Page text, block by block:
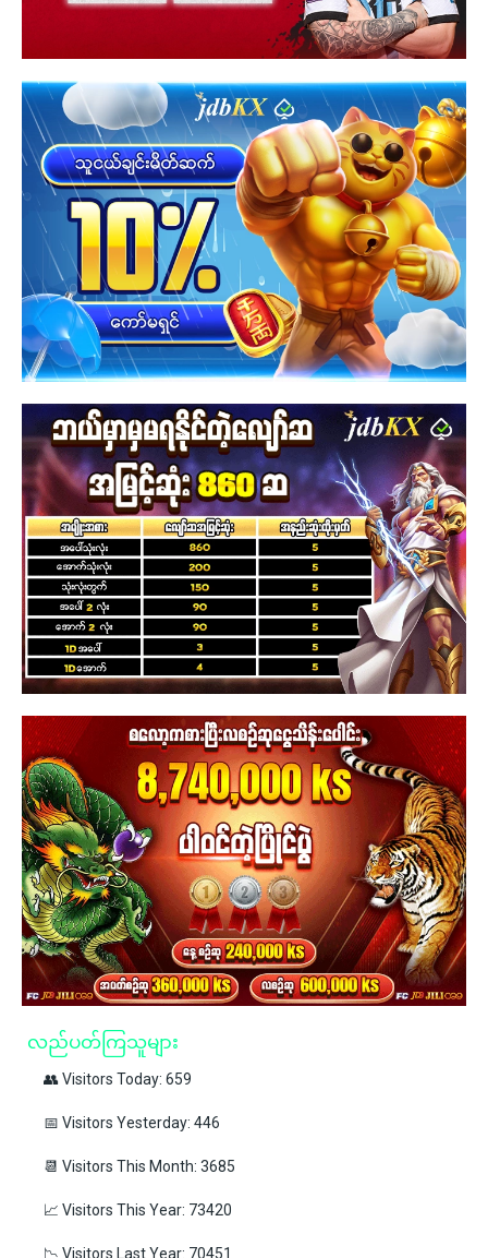
လည်ပတ်ကြသူများ
👥 Visitors Today: 659
📅 Visitors Yesterday: 446
📆 Visitors This Month: 3685
📈 Visitors This Year: 73420
📉 Visitors Last Year: 70451